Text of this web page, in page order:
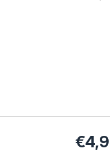
alimentato ad iniezione
prototipo del 1965 alla
“Marianna”, primo
la MilanoTaranto e il
d’eleganza a
bicilindrica boxer
€